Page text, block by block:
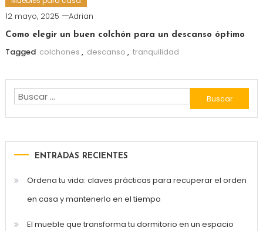
12 mayo, 2025 Adrian
Como elegir un buen colchón para un descanso óptimo
Tagged colchones , descanso , tranquilidad
Buscar:
ENTRADAS RECIENTES
Ordena tu vida: claves prácticas para recuperar el orden
en casa y mantenerlo en el tiempo
El mueble que transforma tu dormitorio en un espacio